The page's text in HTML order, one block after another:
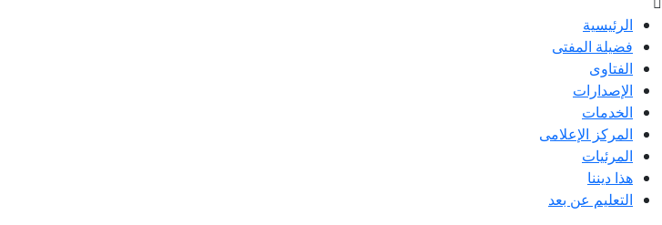
الرئيسية
فضيلة المفتى
الفتاوى
الإصدارات
الخدمات
المركز الإعلامى
المرئيات
هذا ديننا
التعليم عن بعد